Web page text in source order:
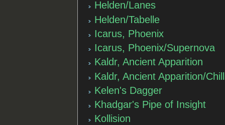
Helden/Lanes
Helden/Tabelle
Icarus, Phoenix
Icarus, Phoenix/Supernova
Kaldr, Ancient Apparition
Kaldr, Ancient Apparition/
Kelen's Dagger
Khadgar's Pipe of Insight
Kollision